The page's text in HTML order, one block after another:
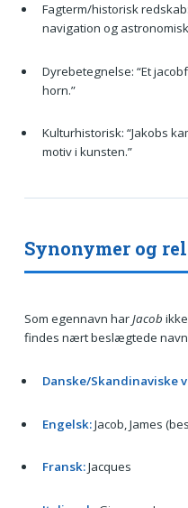
Fagterm/historisk
navigation og
Dyrebetegnelse: “Et
horn.”
Kulturhistorisk: “Jakobs
motiv i kunsten.”
Synonymer og
Som egennavn harJacob
findes nært beslægtede
Danske/Skandinaviske
Engelsk:Jacob, James
Fransk:Jacques